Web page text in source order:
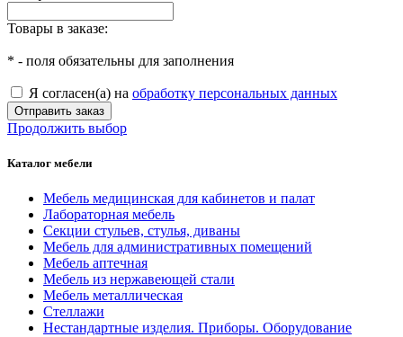
Товары в заказе:
* - поля обязательны для заполнения
Я согласен(а) на обработку персональных данных
Отправить заказ
Продолжить выбор
Каталог мебели
Мебель медицинская для кабинетов и палат
Лабораторная мебель
Секции стульев, стулья, диваны
Мебель для административных помещений
Мебель аптечная
Мебель из нержавеющей стали
Мебель металлическая
Стеллажи
Нестандартные изделия. Приборы. Оборудование